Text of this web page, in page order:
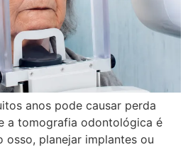
anos pode causar perda
a tomografia odontológica é
osso, planejar implantes ou